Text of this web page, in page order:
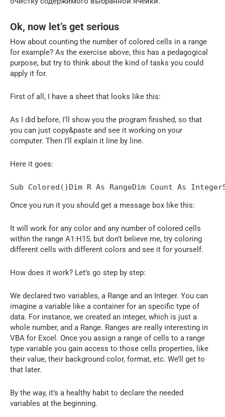
Ok, now let’s get serious
How about counting the number of colored cells in a range
for example? As the exercise above, this has a pedagogical
purpose, but try to think about the kind of tasks you could
apply it for.
First of all, I have a sheet that looks like this:
As I did before, I’ll show you the program finished, so that
you can just copy&paste and see it working on your
computer. Then I’ll explain it line by line.
Here it goes:
Sub Colored()Dim R As RangeDim Count As
Once you run it you should get a message box like this:
It will work for any color and any number of colored cells
within the range A1:H15, but don’t believe me, try coloring
different cells with different colors and see it for yourself.
How does it work? Let’s go step by step:
We declared two variables, a Range and an Integer. You can
imagine a variable like a container for an specific type of
data. For instance, we created an integer, which is just a
whole number, and a Range. Ranges are really interesting in
VBA for Excel. Once you assign a range of cells to a range
type variable you gain access to those cells properties, like
their value, their background color, format, etc. We’ll get to
that later.
By the way, it’s a healthy habit to declare the needed
variables at the beginning.